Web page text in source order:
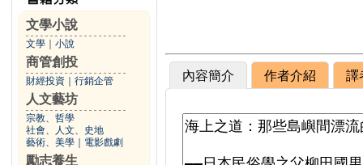
文學小說
文學 小說
商管創投
財經投資 行銷企管
人文藝坊
宗教、哲學
社會、人文、史地
藝術、美學
電影戲劇
勵志養生
內容簡介 作者介紹 譯